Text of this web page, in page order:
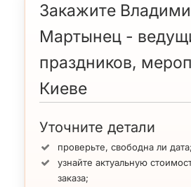
Закажите
Мартынец -
праздников,
Киеве
Уточните детали
проверьте, свободна ли дата;
узнайте актуальную
заказа;